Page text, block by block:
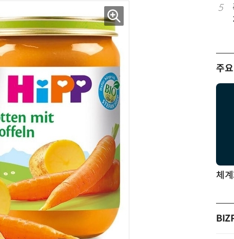
70년 만에 돌아온 시베리아호랑
이…카자흐스탄 야생에 풀렸다
5
주
AI Native Enterprise를 지원하는 AI Ready Data 플랫폼 활용 전략